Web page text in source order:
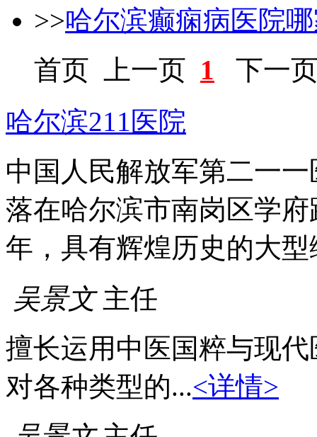
>>哈尔滨癫痫病医院
首页
上一页 1
下一
哈尔滨211医院
中国人民解放军第二一
落在哈尔滨市南岗区学
年，具有辉煌历史的大
吴景文 主任
擅长运用中医国粹与现
对各种类型的...<详情>